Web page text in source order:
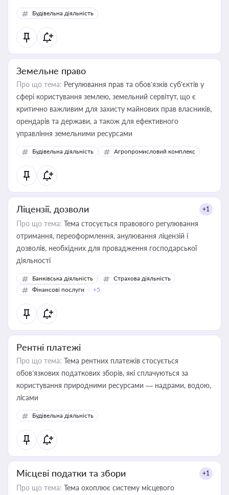
Будівельна діяльність
Земельне право
Про що тема: Регулювання прав та обов’язків суб’єктів у
сфері користування землею, земельний сервітут, що є
критично важливим для захисту майнових прав власників,
орендарів та держави, а також для ефективного
управління земельними ресурсами
Будівельна діяльність Агропромисловий комплекс
Ліцензії, дозволи +1
Про що тема: Тема стосується правового регулювання
отримання, переоформлення, анулювання ліцензій і
дозволів, необхідних для провадження господарської
діяльності
Банківська діяльність
Страхова діяльність
Фінансові послуги
+5
Рентні платежі
Про що тема: Тема рентних платежів стосується
обов’язкових податкових зборів, які сплачуються за
користування природними ресурсами — надрами, водою,
лісами
Будівельна діяльність
Місцеві податки та збори +1
Про що тема: Тема охоплює систему місцевого